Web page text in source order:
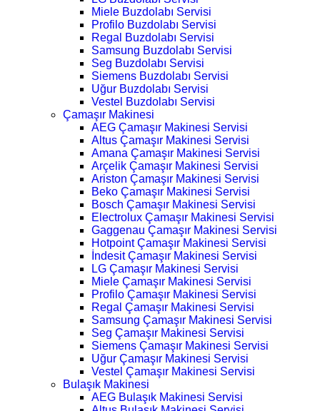
Miele Buzdolabı Servisi
Profilo Buzdolabı Servisi
Regal Buzdolabı Servisi
Samsung Buzdolabı Servisi
Seg Buzdolabı Servisi
Siemens Buzdolabı Servisi
Uğur Buzdolabı Servisi
Vestel Buzdolabı Servisi
Çamaşır Makinesi
AEG Çamaşır Makinesi Servisi
Altus Çamaşır Makinesi Servisi
Amana Çamaşır Makinesi Servisi
Arçelik Çamaşır Makinesi Servisi
Ariston Çamaşır Makinesi Servisi
Beko Çamaşır Makinesi Servisi
Bosch Çamaşır Makinesi Servisi
Electrolux Çamaşır Makinesi Servisi
Gaggenau Çamaşır Makinesi Servisi
Hotpoint Çamaşır Makinesi Servisi
İndesit Çamaşır Makinesi Servisi
LG Çamaşır Makinesi Servisi
Miele Çamaşır Makinesi Servisi
Profilo Çamaşır Makinesi Servisi
Regal Çamaşır Makinesi Servisi
Samsung Çamaşır Makinesi Servisi
Seg Çamaşır Makinesi Servisi
Siemens Çamaşır Makinesi Servisi
Uğur Çamaşır Makinesi Servisi
Vestel Çamaşır Makinesi Servisi
Bulaşık Makinesi
AEG Bulaşık Makinesi Servisi